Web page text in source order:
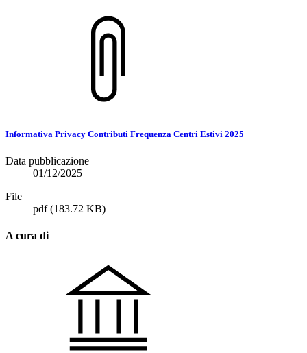
Informativa Privacy Contributi Frequenza Centri Estivi 2025
Data pubblicazione
01/12/2025
File
pdf(183.72 KB)
A cura di